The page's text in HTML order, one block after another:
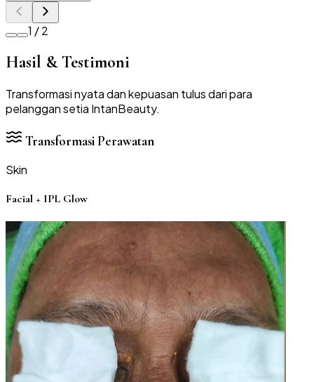
1 /2
Hasil & Testimoni
Transformasi nyata dan kepuasan tulus dari para
pelanggan setia IntanBeauty.
Transformasi Perawatan
Skin
Facial + IPL Glow